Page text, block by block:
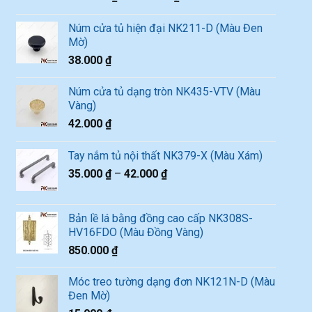
Núm cửa tủ hiện đại NK211-D (Màu Đen
Mờ)
38.000₫
Núm cửa tủ dạng tròn NK435-VTV (Màu
Vàng)
42.000₫
Tay nắm tủ nội thất NK379-X (Màu Xám)
35.000₫–42.000₫
Bản lề lá bằng đồng cao cấp NK308S-
HV16FDO (Màu Đồng Vàng)
850.000₫
Móc treo tường dạng đơn NK121N-D (Màu
Đen Mờ)